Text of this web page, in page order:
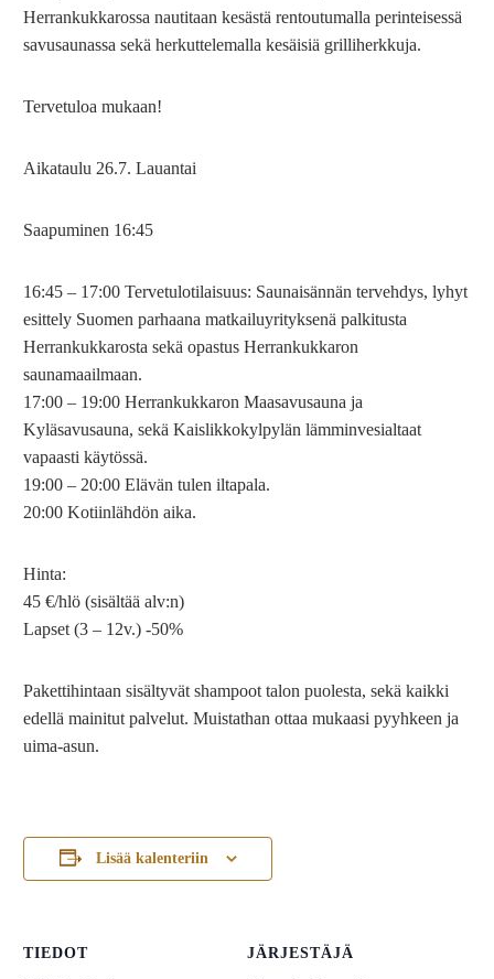
Herrankukkarossa nautitaan kesästä rentoutumalla perinteisessä
savusaunassa sekä herkuttelemalla kesäisiä grilliherkkuja.
Tervetuloa mukaan!
Aikataulu 26.7. Lauantai
Saapuminen 16:45
16:45 – 17:00 Tervetulotilaisuus: Saunaisännän tervehdys, lyhyt
esittely Suomen parhaana matkailuyrityksenä palkitusta
Herrankukkarosta sekä opastus Herrankukkaron
saunamaailmaan.
17:00 – 19:00 Herrankukkaron Maasavusauna ja
Kyläsavusauna, sekä Kaislikkokylpylän lämminvesialtaat
vapaasti käytössä.
19:00 – 20:00 Elävän tulen iltapala.
20:00 Kotiinlähdön aika.
Hinta:
45 €/hlö (sisältää alv:n)
Lapset (3 – 12v.) -50%
Pakettihintaan sisältyvät shampoot talon puolesta, sekä kaikki
edellä mainitut palvelut. Muistathan ottaa mukaasi pyyhkeen ja
uima-asun.
Lisää kalenteriin
TIEDOT JÄRJESTÄJÄ